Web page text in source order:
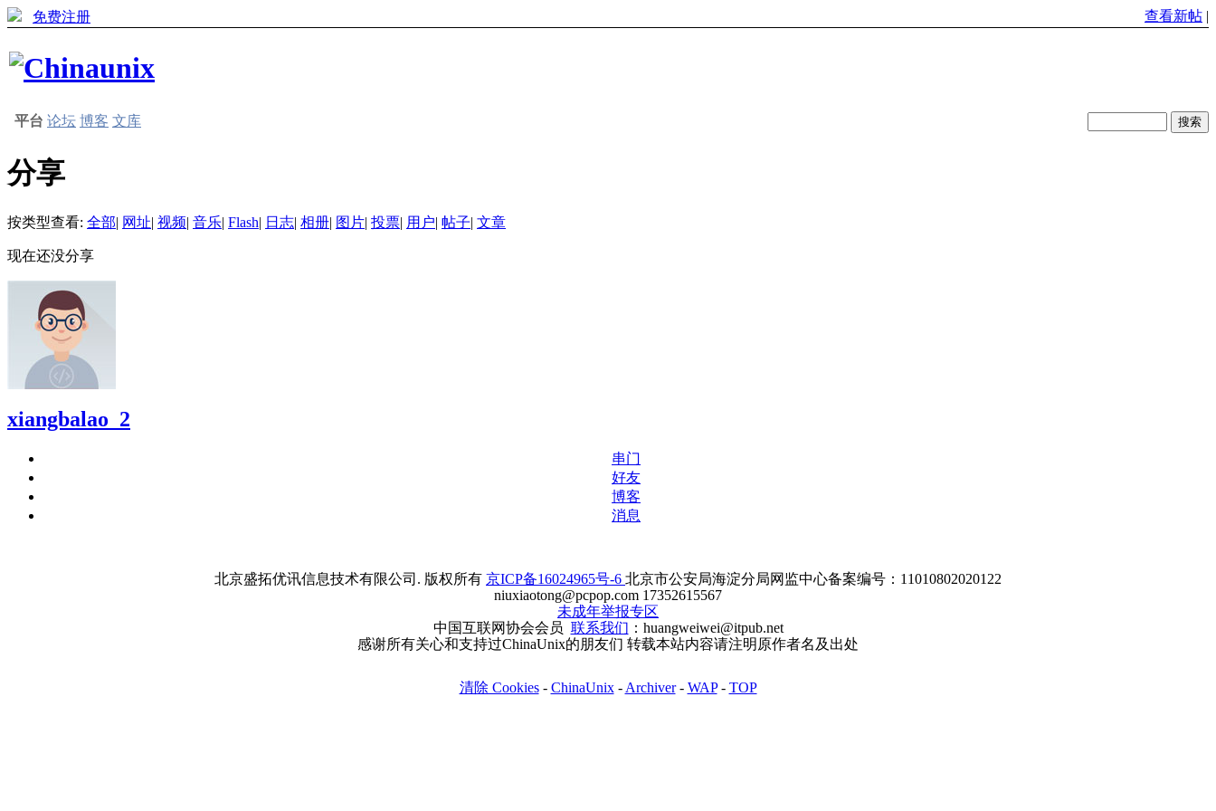
免费注册 查看新帖 |
平台 论坛 博客 文库
分享
按类型查看: 全部| 网址| 视频| 音乐| Flash| 日志| 相册| 图片| 投票| 用户| 帖子| 文章
现在还没分享
xiangbalao_2
串门
好友
博客
消息
北京盛拓优讯信息技术有限公司. 版权所有 京ICP备16024965号-6 北京市公安局海淀分局网监中心备案编号：11010802020122
niuxiaotong@pcpop.com 17352615567
未成年举报专区
中国互联网协会会员 联系我们 ：huangweiwei@itpub.net
感谢所有关心和支持过ChinaUnix的朋友们 转载本站内容请注明原作者名及出处
清除 Cookies- ChinaUnix- Archiver- WAP- TOP